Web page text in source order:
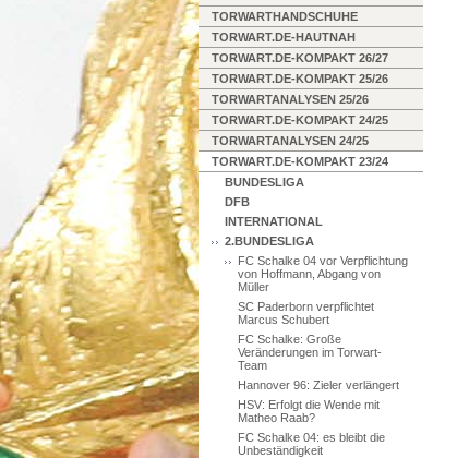
TORWARTHANDSCHUHE
TORWART.DE-HAUTNAH
TORWART.DE-KOMPAKT 26/27
TORWART.DE-KOMPAKT 25/26
TORWARTANALYSEN 25/26
TORWART.DE-KOMPAKT 24/25
TORWARTANALYSEN 24/25
TORWART.DE-KOMPAKT 23/24
BUNDESLIGA
DFB
INTERNATIONAL
2.BUNDESLIGA
FC Schalke 04 vor Verpflichtung
von Hoffmann, Abgang von
Müller
SC Paderborn verpflichtet
Marcus Schubert
FC Schalke: Große
Veränderungen im Torwart-
Team
Hannover 96: Zieler verlängert
HSV: Erfolgt die Wende mit
Matheo Raab?
FC Schalke 04: es bleibt die
Unbeständigkeit